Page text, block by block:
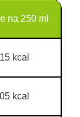
na 250 ml
kcal
kcal